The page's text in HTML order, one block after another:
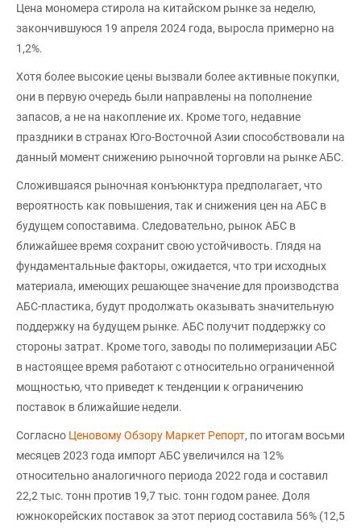
Цена мономера стирола на китайском рынке за неделю,
закончившуюся 19 апреля 2024 года, выросла примерно на
1,2%.
Хотя более высокие цены вызвали более активные покупки,
они в первую очередь были направлены на пополнение
запасов, а не на накопление их. Кроме того, недавние
праздники в странах Юго-Восточной Азии способствовали на
данный момент снижению рыночной торговли на рынке АБС.
Сложившаяся рыночная конъюнктура предполагает, что
вероятность как повышения, так и снижения цен на АБС в
будущем сопоставима. Следовательно, рынок АБС в
ближайшее время сохранит свою устойчивость. Глядя на
фундаментальные факторы, ожидается, что три исходных
материала, имеющих решающее значение для производства
АБС-пластика, будут продолжать оказывать значительную
поддержку на будущем рынке. АБС получит поддержку со
стороны затрат. Кроме того, заводы по полимеризации АБС
в настоящее время работают с относительно ограниченной
мощностью, что приведет к тенденции к ограничению
поставок в ближайшие недели.
Согласно Ценовому Обзору Маркет Репорт, по итогам восьми
месяцев 2023 года импорт АБС увеличился на 12%
относительно аналогичного периода 2022 года и составил
22,2 тыс. тонн против 19,7 тыс. тонн годом ранее. Доля
южнокорейских поставок за этот период составила 56% (12,5